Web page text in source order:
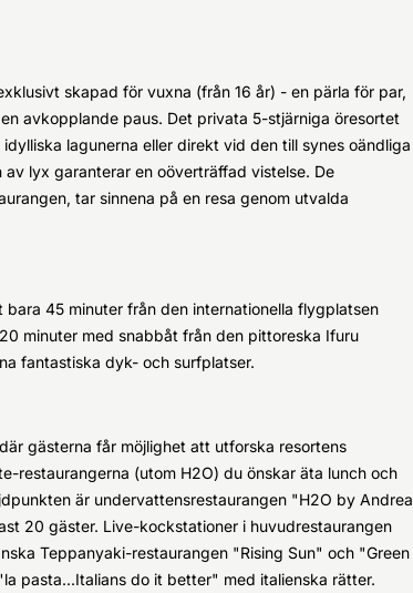
skapad för vuxna (från 16 år) - en pärla för par,
avkopplande paus. Det privata 5-stjärniga öresortet
lagunerna eller direkt vid den till synes oändliga
lyx garanterar en oöverträffad vistelse. De
tar sinnena på en resa genom utvalda
45 minuter från den internationella flygplatsen
minuter med snabbåt från den pittoreska Ifuru
fantastiska dyk- och surfplatser.
gästerna får möjlighet att utforska resortens
restaurangerna (utom H2O) du önskar äta lunch och
är undervattensrestaurangen "H2O by Andrea
20 gäster. Live-kockstationer i huvudrestaurangen
Teppanyaki-restaurangen "Rising Sun" och "Green
pasta...Italians do it better" med italienska rätter.